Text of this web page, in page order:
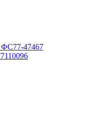
47467